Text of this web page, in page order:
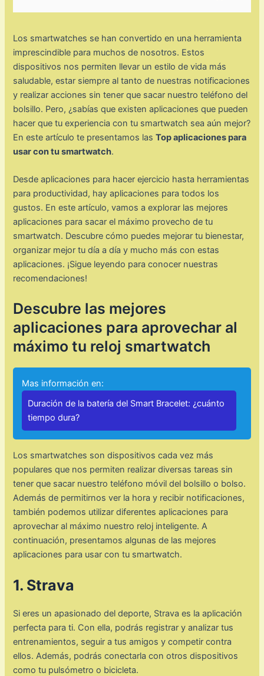
Los smartwatches se han convertido en una herramienta
imprescindible para muchos de nosotros. Estos
dispositivos nos permiten llevar un estilo de vida más
saludable, estar siempre al tanto de nuestras notificaciones
y realizar acciones sin tener que sacar nuestro teléfono del
bolsillo. Pero, ¿sabías que existen aplicaciones que pueden
hacer que tu experiencia con tu smartwatch sea aún mejor?
En este artículo te presentamos lasTop aplicaciones para
usar con tu smartwatch.
Desde aplicaciones para hacer ejercicio hasta herramientas
para productividad, hay aplicaciones para todos los
gustos. En este artículo, vamos a explorar las mejores
aplicaciones para sacar el máximo provecho de tu
smartwatch. Descubre cómo puedes mejorar tu bienestar,
organizar mejor tu día a día y mucho más con estas
aplicaciones. ¡Sigue leyendo para conocer nuestras
recomendaciones!
Descubre las mejores
aplicaciones para aprovechar al
máximo tu reloj smartwatch
Mas información en:
Duración de la batería del Smart Bracelet: ¿cuánto
tiempo dura?
Los smartwatches son dispositivos cada vez más
populares que nos permiten realizar diversas tareas sin
tener que sacar nuestro teléfono móvil del bolsillo o bolso.
Además de permitirnos ver la hora y recibir notificaciones,
también podemos utilizar diferentes aplicaciones para
aprovechar al máximo nuestro reloj inteligente. A
continuación, presentamos algunas de las mejores
aplicaciones para usar con tu smartwatch.
1. Strava
Si eres un apasionado del deporte, Strava es la aplicación
perfecta para ti. Con ella, podrás registrar y analizar tus
entrenamientos, seguir a tus amigos y competir contra
ellos. Además, podrás conectarla con otros dispositivos
como tu pulsómetro o bicicleta.